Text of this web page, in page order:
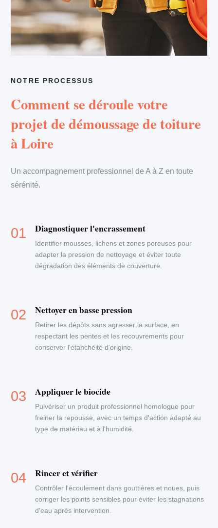
NOTRE PROCESSUS
Comment se déroule votre
projet de démoussage de toiture
à Loire
Un accompagnement professionnel de A à Z en toute
sérénité.
Diagnostiquer l'encrassement
Identifier mousses, lichens et zones poreuses pour
adapter la pression de nettoyage et éviter toute
dégradation des éléments de couverture.
Nettoyer en basse pression
Retirer les dépôts sans agresser la surface, en
respectant les pentes et les recouvrements pour
conserver l'étanchéité d'origine.
Appliquer le biocide
Pulvériser un produit professionnel homologue pour
freiner la repousse, avec un temps d'action adapté au
type de matériau et à l'humidité.
Rincer et vérifier
Contrôler l'écoulement dans gouttières et noues, puis
corriger les points sensibles pour éviter les stagnations
d'eau après intervention.